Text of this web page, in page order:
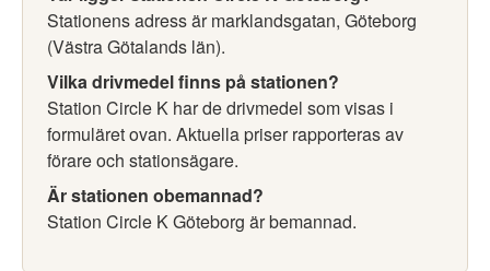
Stationens adress är marklandsgatan, Göteborg
(Västra Götalands län).
Vilka drivmedel finns på stationen?
Station Circle K har de drivmedel som visas i
formuläret ovan. Aktuella priser rapporteras av
förare och stationsägare.
Är stationen obemannad?
Station Circle K Göteborg är bemannad.